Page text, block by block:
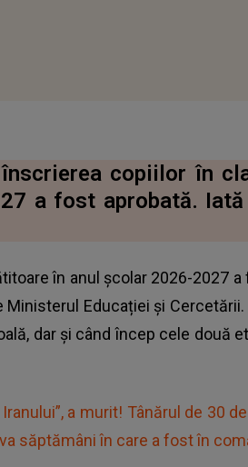
copiilor în
a fost aprobată.
în anul școlar 2026-2027
Educației și Cercetării.
dar și când încep cele două
a murit! Tânărul de 30
săptămâni în care a fost în